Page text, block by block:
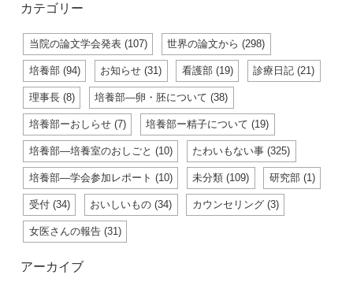
カテゴリー
当院の論文学会発表 (107) 世界の論文から (298)
培養部 (94) お知らせ (31) 看護部 (19) 診療日記 (21)
理事長 (8) 培養部―卵・胚について (38)
培養部ーおしらせ (7) 培養部ー精子について (19)
培養部―培養室のおしごと (10) たわいもない事 (325)
培養部―学会参加レポート (10) 未分類 (109) 研究部 (1)
受付 (34) おいしいもの (34) カウンセリング (3)
女医さんの報告 (31)
アーカイブ